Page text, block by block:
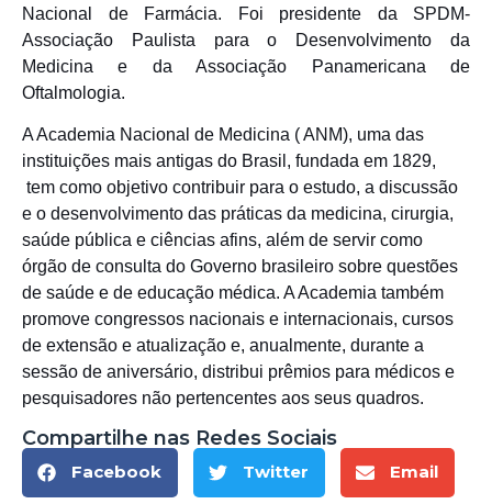
Nacional de Farmácia. Foi presidente da SPDM-
Associação Paulista para o Desenvolvimento da
Medicina e da Associação Panamericana de
Oftalmologia.
A Academia Nacional de Medicina ( ANM), uma das
instituições mais antigas do Brasil, fundada em 1829,
tem como objetivo contribuir para o estudo, a discussão
e o desenvolvimento das práticas da medicina, cirurgia,
saúde pública e ciências afins, além de servir como
órgão de consulta do Governo brasileiro sobre questões
de saúde e de educação médica. A Academia também
promove congressos nacionais e internacionais, cursos
de extensão e atualização e, anualmente, durante a
sessão de aniversário, distribui prêmios para médicos e
pesquisadores não pertencentes aos seus quadros.
Compartilhe nas Redes Sociais
Facebook Twitter Email